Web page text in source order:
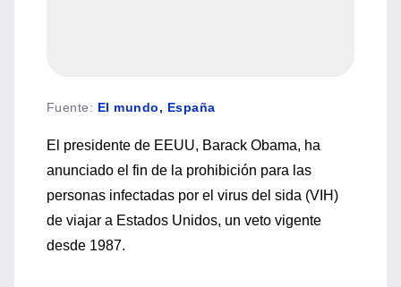
Fuente: El mundo, España
El presidente de EEUU, Barack Obama, ha
anunciado el fin de la prohibición para las
personas infectadas por el virus del sida (VIH)
de viajar a Estados Unidos, un veto vigente
desde 1987.